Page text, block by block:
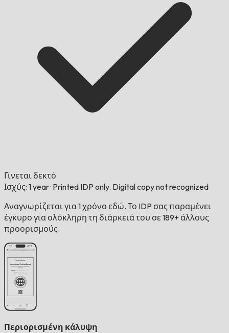
Γίνεται δεκτό
Ισχύς: 1 year· Printed IDP only. Digital copy not recognized
Αναγνωρίζεται για 1 χρόνο εδώ. Το IDP σας παραμένει
έγκυρο για ολόκληρη τη διάρκειά του σε 189+ άλλους
προορισμούς.
Περιορισμένη κάλυψη